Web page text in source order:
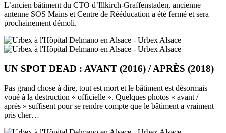
L’ancien bâtiment du CTO d’Illkirch-Graffenstaden, ancienne
antenne SOS Mains et Centre de Rééducation a été fermé et sera
prochainement démoli.
UN SPOT DEAD : AVANT (2016) / APRÈS (2018)
Pas grand chose à dire, tout est mort et le bâtiment est désormais
voué à la destruction « officielle ». Quelques photos « avant /
après » suffisent pour se rendre compte que le bâtiment a vraiment
pris cher…